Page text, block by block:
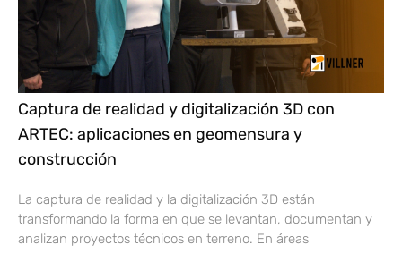
Captura de realidad y digitalización 3D con
ARTEC: aplicaciones en geomensura y
construcción
La captura de realidad y la digitalización 3D están
transformando la forma en que se levantan, documentan y
analizan proyectos técnicos en terreno. En áreas